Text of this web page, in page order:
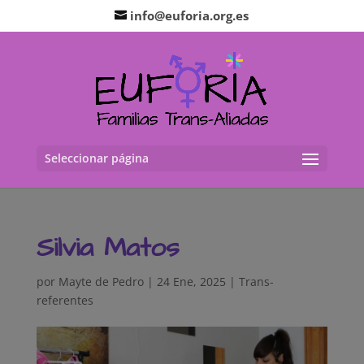
info@euforia.org.es
Seleccionar página
Silvia Matos
por Mayte de Pedro| 24 Ene, 2025 | Trans-
referentes